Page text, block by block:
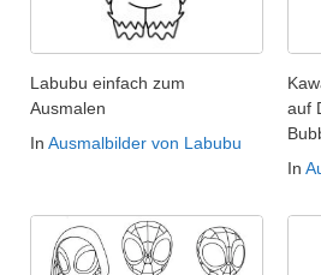
Labubu einfach zum
Ausmalen
In Ausmalbilder von Labubu
auf
In